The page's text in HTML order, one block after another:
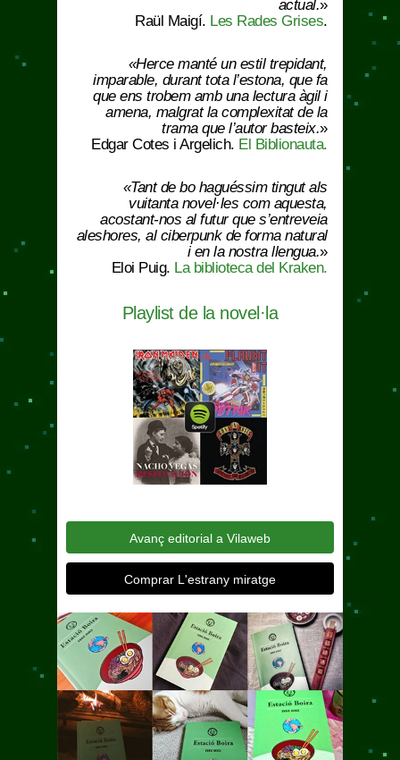
actual.»
Raül Maigí. Les Rades Grises.
«Herce manté un estil trepidant,
imparable, durant tota l’estona, que fa
que ens trobem amb una lectura àgil i
amena, malgrat la complexitat de la
trama que l’autor basteix.»
Edgar Cotes i Argelich. El Biblionauta.
«Tant de bo haguéssim tingut als
vuitanta novel·les com aquesta,
acostant-nos al futur que s’entreveia
aleshores, al ciberpunk de forma natural
i en la nostra llengua.»
Eloi Puig. La biblioteca del Kraken.
Playlist de la novel·la
Avanç editorial a Vilaweb
Comprar L'estrany miratge